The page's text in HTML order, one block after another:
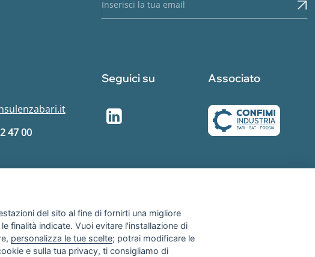
47 00
Seguici su Associato
del sito al fine di fornirti una migliore
finalità indicate. Vuoi evitare l'installazione di
personalizza le tue scelte; potrai modificare le
e sulla tua privacy, ti consigliamo di